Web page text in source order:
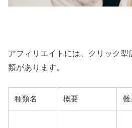
アフィリエイトには、クリック
類があります。
種類名 概要 難